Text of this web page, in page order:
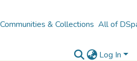
Communities & Collections All of
Log In